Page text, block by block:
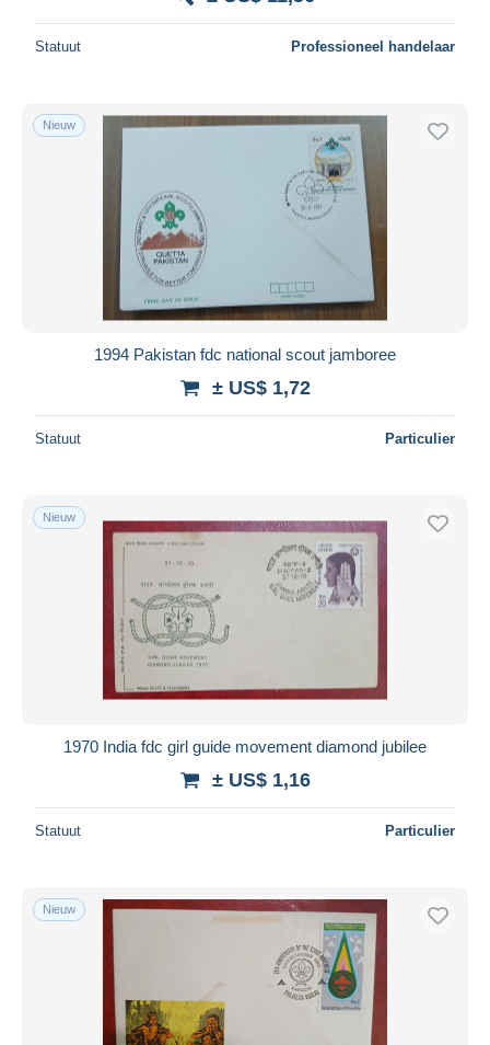
Statuut Professioneel handelaar
Nieuw
1994 Pakistan fdc national scout jamboree
± US$ 1,72
Statuut Particulier
Nieuw
1970 India fdc girl guide movement diamond jubilee
± US$ 1,16
Statuut Particulier
Nieuw